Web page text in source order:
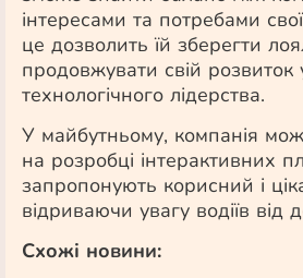
інтересами та потребами
це дозволить їй зберегти
продовжувати свій
технологічного лідерства.
У майбутньому, компанія
на розробці інтерактивних
запропонують корисний і
відриваючи увагу водіїв від
Схожі новини: